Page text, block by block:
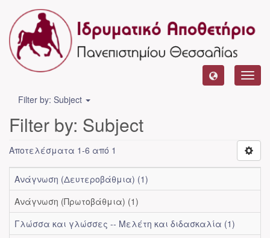
Filter by: Subject
Filter by: Subject
Αποτελέσματα 1-6 από 1
Ανάγνωση (Δευτεροβάθμια) (1)
Ανάγνωση (Πρωτοβάθμια) (1)
Γλώσσα και γλώσσες -- Μελέτη και διδασκαλία (1)